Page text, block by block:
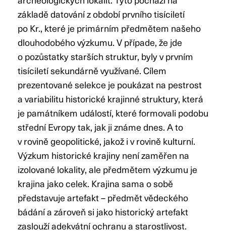
základě datování z období prvního tisíciletí
po Kr., které je primárním předmětem našeho
dlouhodobého výzkumu. V případe, že jde
o pozůstatky starších struktur, byly v prvním
tisíciletí sekundárně využívané. Cílem
prezentované selekce je poukázat na pestrost
a variabilitu historické krajinné struktury, která
je památníkem událostí, které formovali podobu
střední Evropy tak, jak ji známe dnes. A to
v rovině geopolitické, jakož i v rovině kulturní.
Výzkum historické krajiny není zaměřen na
izolované lokality, ale předmětem výzkumu je
krajina jako celek. Krajina sama o sobě
představuje artefakt – předmět vědeckého
bádání a zároveň si jako historický artefakt
zaslouží adekvátní ochranu a starostlivost.